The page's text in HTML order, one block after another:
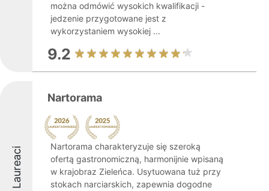
można odmówić wysokich kwalifikacji -
jedzenie przygotowane jest z
wykorzystaniem wysokiej ...
9.2
Laureaci
Nartorama
Nartorama charakteryzuje się szeroką
ofertą gastronomiczną, harmonijnie wpisaną
w krajobraz Zieleńca. Usytuowana tuż przy
stokach narciarskich, zapewnia dogodne